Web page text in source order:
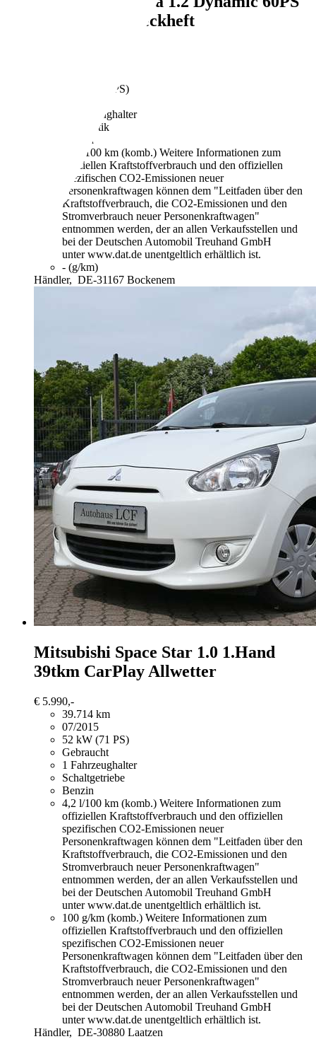
Automatik Scheckheft
44 kW (60 PS)
2 Fahrzeughalter
Automatik
Benzin
5,4 l/100 km (komb.) Weitere Informationen zum
offiziellen Kraftstoffverbrauch und den offiziellen
spezifischen CO2-Emissionen neuer
Personenkraftwagen können dem "Leitfaden über den
Kraftstoffverbrauch, die CO2-Emissionen und den
Stromverbrauch neuer Personenkraftwagen"
entnommen werden, der an allen Verkaufsstellen und
bei der Deutschen Automobil Treuhand GmbH
unter www.dat.de unentgeltlich erhältlich ist.
- (g/km)
Händler, DE-31167 Bockenem
Mitsubishi Space Star 1.0 1.Hand
39tkm CarPlay Allwetter
€ 5.990,-
39.714 km
07/2015
52 kW (71 PS)
Gebraucht
1 Fahrzeughalter
Schaltgetriebe
Benzin
4,2 l/100 km (komb.) Weitere Informationen zum
offiziellen Kraftstoffverbrauch und den offiziellen
spezifischen CO2-Emissionen neuer
Personenkraftwagen können dem "Leitfaden über den
Kraftstoffverbrauch, die CO2-Emissionen und den
Stromverbrauch neuer Personenkraftwagen"
entnommen werden, der an allen Verkaufsstellen und
bei der Deutschen Automobil Treuhand GmbH
unter www.dat.de unentgeltlich erhältlich ist.
100 g/km (komb.) Weitere Informationen zum
offiziellen Kraftstoffverbrauch und den offiziellen
spezifischen CO2-Emissionen neuer
Personenkraftwagen können dem "Leitfaden über den
Kraftstoffverbrauch, die CO2-Emissionen und den
Stromverbrauch neuer Personenkraftwagen"
entnommen werden, der an allen Verkaufsstellen und
bei der Deutschen Automobil Treuhand GmbH
unter www.dat.de unentgeltlich erhältlich ist.
Händler, DE-30880 Laatzen